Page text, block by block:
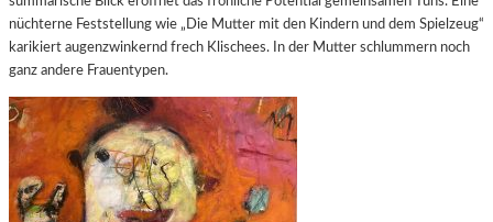
nüchterne Feststellung wie „Die Mutter mit den Kindern und dem Spielzeug“
karikiert augenzwinkernd frech Klischees. In der Mutter schlummern noch
ganz andere Frauentypen.